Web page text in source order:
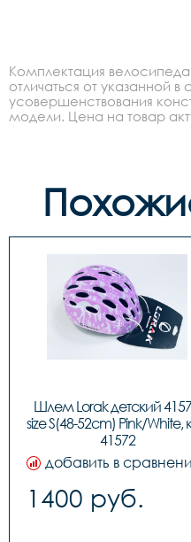
Комплектация
отличаться от указанной в
усовершенствования
модели. Цена на товар
Шлем Lorak детский
size S(48-52cm) Pink/White,
41572
добавить в
1400 руб.